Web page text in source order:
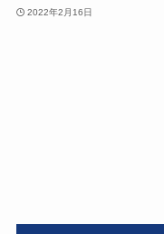
2022年2月16日